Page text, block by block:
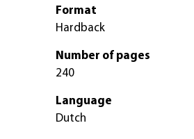
Format
Hardback
Number of pages
240
Language
Dutch